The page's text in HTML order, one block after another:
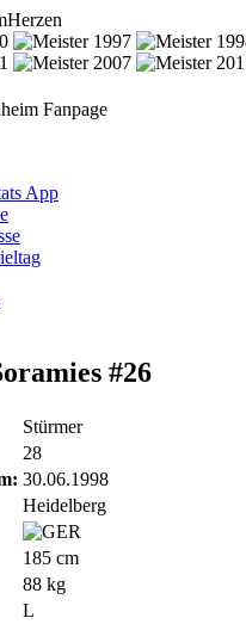
App
#26
Stürmer
28
30.06.1998
Heidelberg
185 cm
88 kg
L